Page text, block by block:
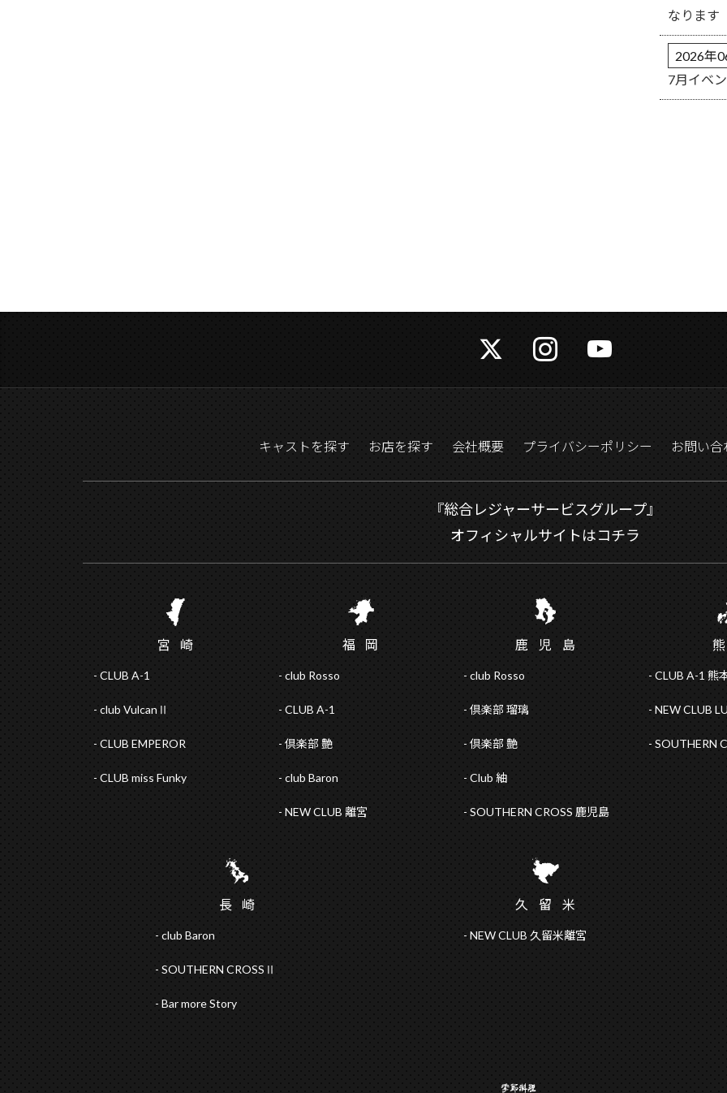
なります
2026年
7月イベ
キャストを探す お店を探す 会社概要 プライバシーポリシー お問い合
『総合レジャーサービスグループ』
オフィシャルサイトはコチラ
宮 崎
CLUB A-1
club VulcanⅡ
CLUB EMPEROR
CLUB miss Funky
福 岡
club Rosso
CLUB A-1
倶楽部 艶
club Baron
NEW CLUB 離宮
鹿児 島
club Rosso
倶楽部 瑠璃
倶楽部 艶
Club 紬
SOUTHERN CROSS 鹿児島
CLUB A-1 熊
NEW CLUB
SOUTHERN
長 崎
club Baron
SOUTHERN CROSSⅡ
Bar more Story
久留 米
NEW CLUB 久留米離宮